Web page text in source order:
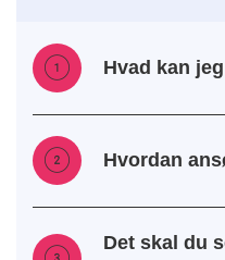
Hvad kan
Hvordan
Det skal du